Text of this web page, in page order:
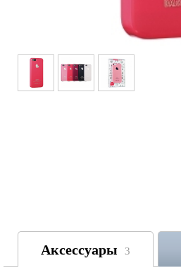
Аксессуары 3